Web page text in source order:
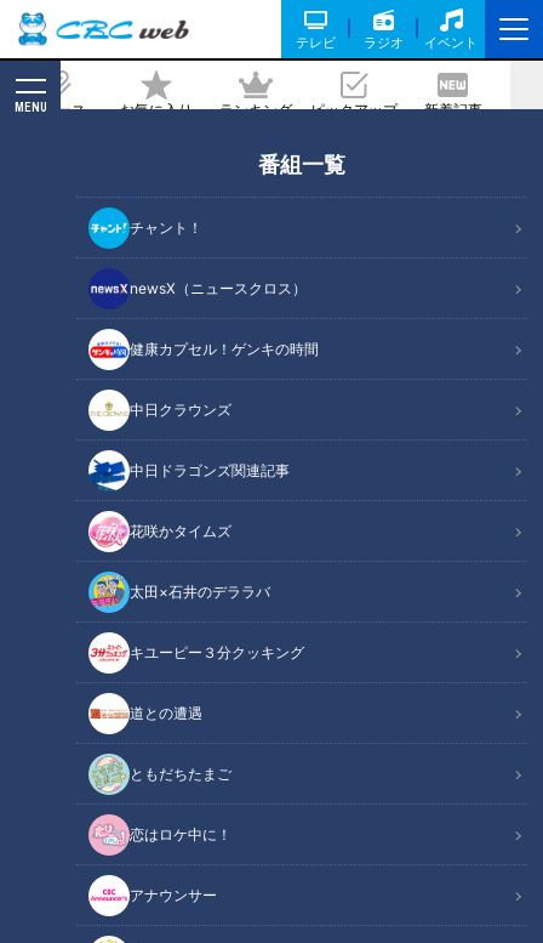
テレビ ラジオ イベント
ニュース お気に入り ランキング ピックアップ 新着記事
MENU
番組一覧
チャント！
newsX（ニュースクロス）
健康カプセル！ゲンキの時間
中日クラウンズ
中日ドラゴンズ関連記事
花咲かタイムズ
太田×石井のデララバ
キユーピー３分クッキング
道との遭遇
ともだちたまご
恋はロケ中に！
アナウンサー
「はかりめ丼」を調査。大好物のアナゴ
登場で大興奮！
記事に戻る
寺坂頼我が千葉県富津市で絶品グルメ「はかりめ丼」を調査。大好物の
アナゴ登場で大興奮！
この記事の画像